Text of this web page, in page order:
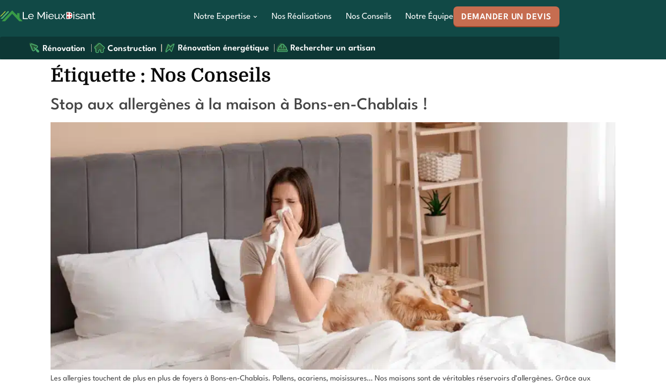
Notre Expertise Nos Réalisations Nos Conseils Notre Équipe DEMANDER UN DEVIS
Rénovation Construction Rénovation énergétique Rechercher un artisan
Étiquette : Nos Conseils
Stop aux allergènes à la maison à Bons-en-Chablais !
Les allergies touchent de plus en plus de foyers à Bons-en-Chablais. Pollens, acariens, moisissures… Nos maisons sont de véritables réservoirs d’allergènes. Grâce aux